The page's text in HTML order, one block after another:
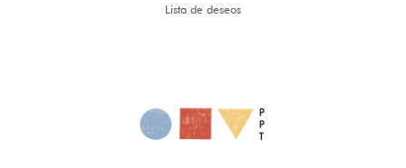
Lista de deseos